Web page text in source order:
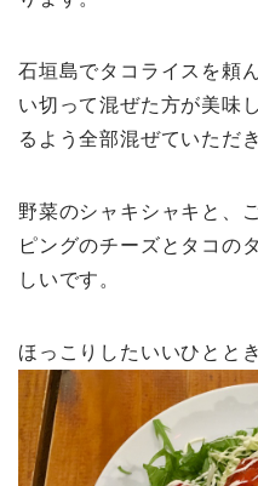
石垣島でタコライスを頼
い切って混ぜた方が美味
るよう全部混ぜていただ
野菜のシャキシャキと、
ピングのチーズとタコの
しいです。
ほっこりしたいいひとと